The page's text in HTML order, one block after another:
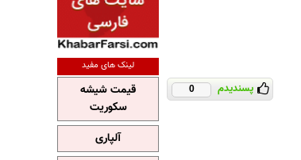
پسندیدم 0
لینک های مفید
قیمت شیشه
سکوریت
آلپاری